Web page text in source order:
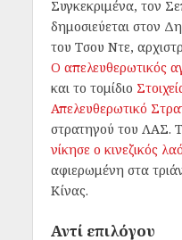
Συγκεκριμένα, τον
δημοσιεύεται στον
του Τσου Ντε,
Ο απελευθερωτικός
και το τομίδιο
Απελευθερωτικό
στρατηγού του ΛΑΣ.
νίκησε ο κινεζικός
αφιερωμένη στα
Κίνας.
Αντί επιλόγου